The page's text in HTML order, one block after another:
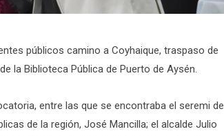
públicos camino a Coyhaique, traspaso de
la Biblioteca Pública de Puerto de Aysén.
entre las que se encontraba el seremi de
de la región, José Mancilla; el alcalde Julio